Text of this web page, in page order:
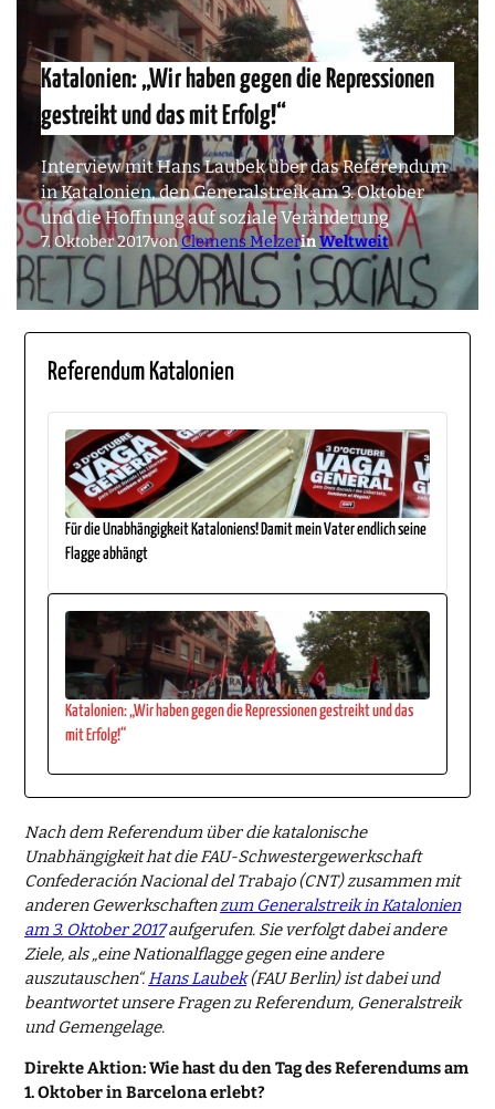
Katalonien: „Wir haben gegen die Repressionen
gestreikt und das mit Erfolg!“
Interview mit Hans Laubek über das Referendum
in Katalonien, den Generalstreik am 3. Oktober
und die Hoffnung auf soziale Veränderung
7. Oktober 2017vonClemens MelzerinWeltweit
Referendum Katalonien
Für die Unabhängigkeit Kataloniens! Damit mein Vater endlich seine
Flagge abhängt
Katalonien: „Wir haben gegen die Repressionen gestreikt und das
mit Erfolg!“
Nach dem Referendum über die katalonische
Unabhängigkeit hat die FAU-Schwestergewerkschaft
Confederación Nacional del Trabajo (CNT) zusammen mit
anderen Gewerkschaftenzum Generalstreik in Katalonien
am 3. Oktober 2017aufgerufen. Sie verfolgt dabei andere
Ziele, als „eine Nationalflagge gegen eine andere
auszutauschen“.Hans Laubek(FAU Berlin) ist dabei und
beantwortet unsere Fragen zu Referendum, Generalstreik
und Gemengelage.
Direkte Aktion: Wie hast du den Tag des Referendums am
1. Oktober in Barcelona erlebt?